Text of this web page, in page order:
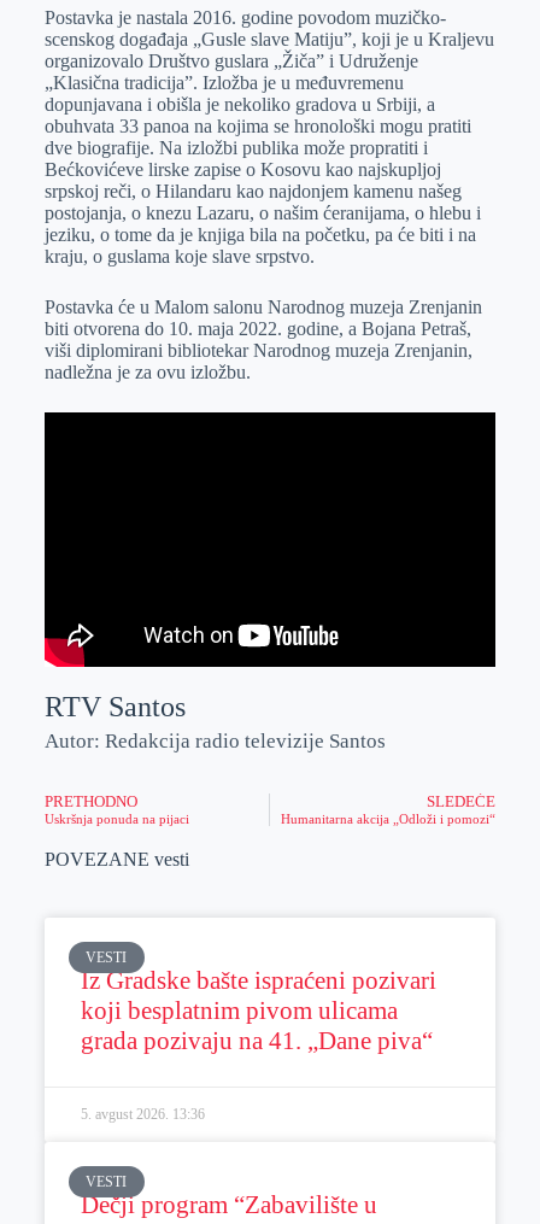
Postavka je nastala 2016. godine povodom muzičko-
scenskog događaja „Gusle slave Matiju”, koji je u Kraljevu
organizovalo Društvo guslara „Žiča” i Udruženje
„Klasična tradicija”. Izložba je u međuvremenu
dopunjavana i obišla je nekoliko gradova u Srbiji, a
obuhvata 33 panoa na kojima se hronološki mogu pratiti
dve biografije. Na izložbi publika može propratiti i
Bećkovićeve lirske zapise o Kosovu kao najskupljoj
srpskoj reči, o Hilandaru kao najdonjem kamenu našeg
postojanja, o knezu Lazaru, o našim ćeranijama, o hlebu i
jeziku, o tome da je knjiga bila na početku, pa će biti i na
kraju, o guslama koje slave srpstvo.
Postavka će u Malom salonu Narodnog muzeja Zrenjanin
biti otvorena do 10. maja 2022. godine, a Bojana Petraš,
viši diplomirani bibliotekar Narodnog muzeja Zrenjanin,
nadležna je za ovu izložbu.
RTV Santos
Autor: Redakcija radio televizije Santos
PRETHODNO
Uskršnja ponuda na pijaci
SLEDEĆE
Humanitarna akcija „Odloži i pomozi“
POVEZANE vesti
VESTI
Iz Gradske bašte ispraćeni pozivari
koji besplatnim pivom ulicama
grada pozivaju na 41. „Dane piva“
5. avgust 2026. 13:36
VESTI
Dečji program “Zabavilište u